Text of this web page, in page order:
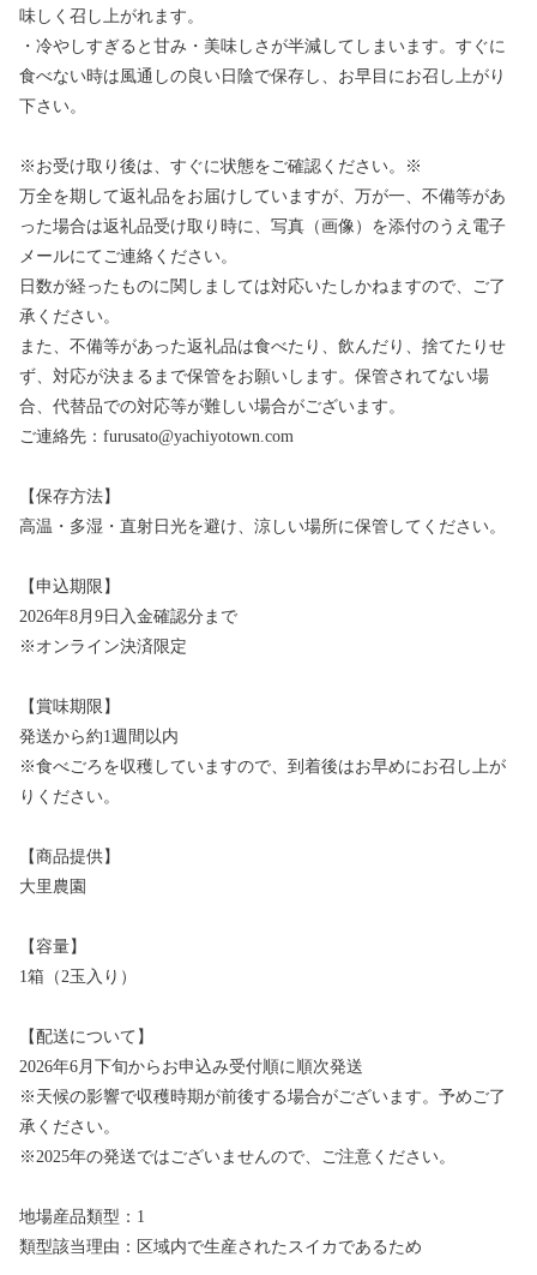
味しく召し上がれます。
・冷やしすぎると甘み・美味しさが半減してしまいます。すぐに
食べない時は風通しの良い日陰で保存し、お早目にお召し上がり
下さい。
※お受け取り後は、すぐに状態をご確認ください。※
万全を期して返礼品をお届けしていますが、万が一、不備等があ
った場合は返礼品受け取り時に、写真（画像）を添付のうえ電子
メールにてご連絡ください。
日数が経ったものに関しましては対応いたしかねますので、ご了
承ください。
また、不備等があった返礼品は食べたり、飲んだり、捨てたりせ
ず、対応が決まるまで保管をお願いします。保管されてない場
合、代替品での対応等が難しい場合がございます。
ご連絡先：furusato@yachiyotown.com
【保存方法】
高温・多湿・直射日光を避け、涼しい場所に保管してください。
【申込期限】
2026年8月9日入金確認分まで
※オンライン決済限定
【賞味期限】
発送から約1週間以内
※食べごろを収穫していますので、到着後はお早めにお召し上が
りください。
【商品提供】
大里農園
【容量】
1箱（2玉入り）
【配送について】
2026年6月下旬からお申込み受付順に順次発送
※天候の影響で収穫時期が前後する場合がございます。予めご了
承ください。
※2025年の発送ではございませんので、ご注意ください。
地場産品類型：1
類型該当理由：区域内で生産されたスイカであるため